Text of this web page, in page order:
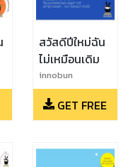
สวัสดีปีใหม่ฉัน
ไม่เหมือนเดิม
innobun
GET FREE